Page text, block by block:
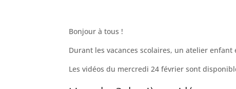
Bonjour à tous !
Durant les vacances scolaires, un atelier
Les vidéos du mercredi 24 février sont